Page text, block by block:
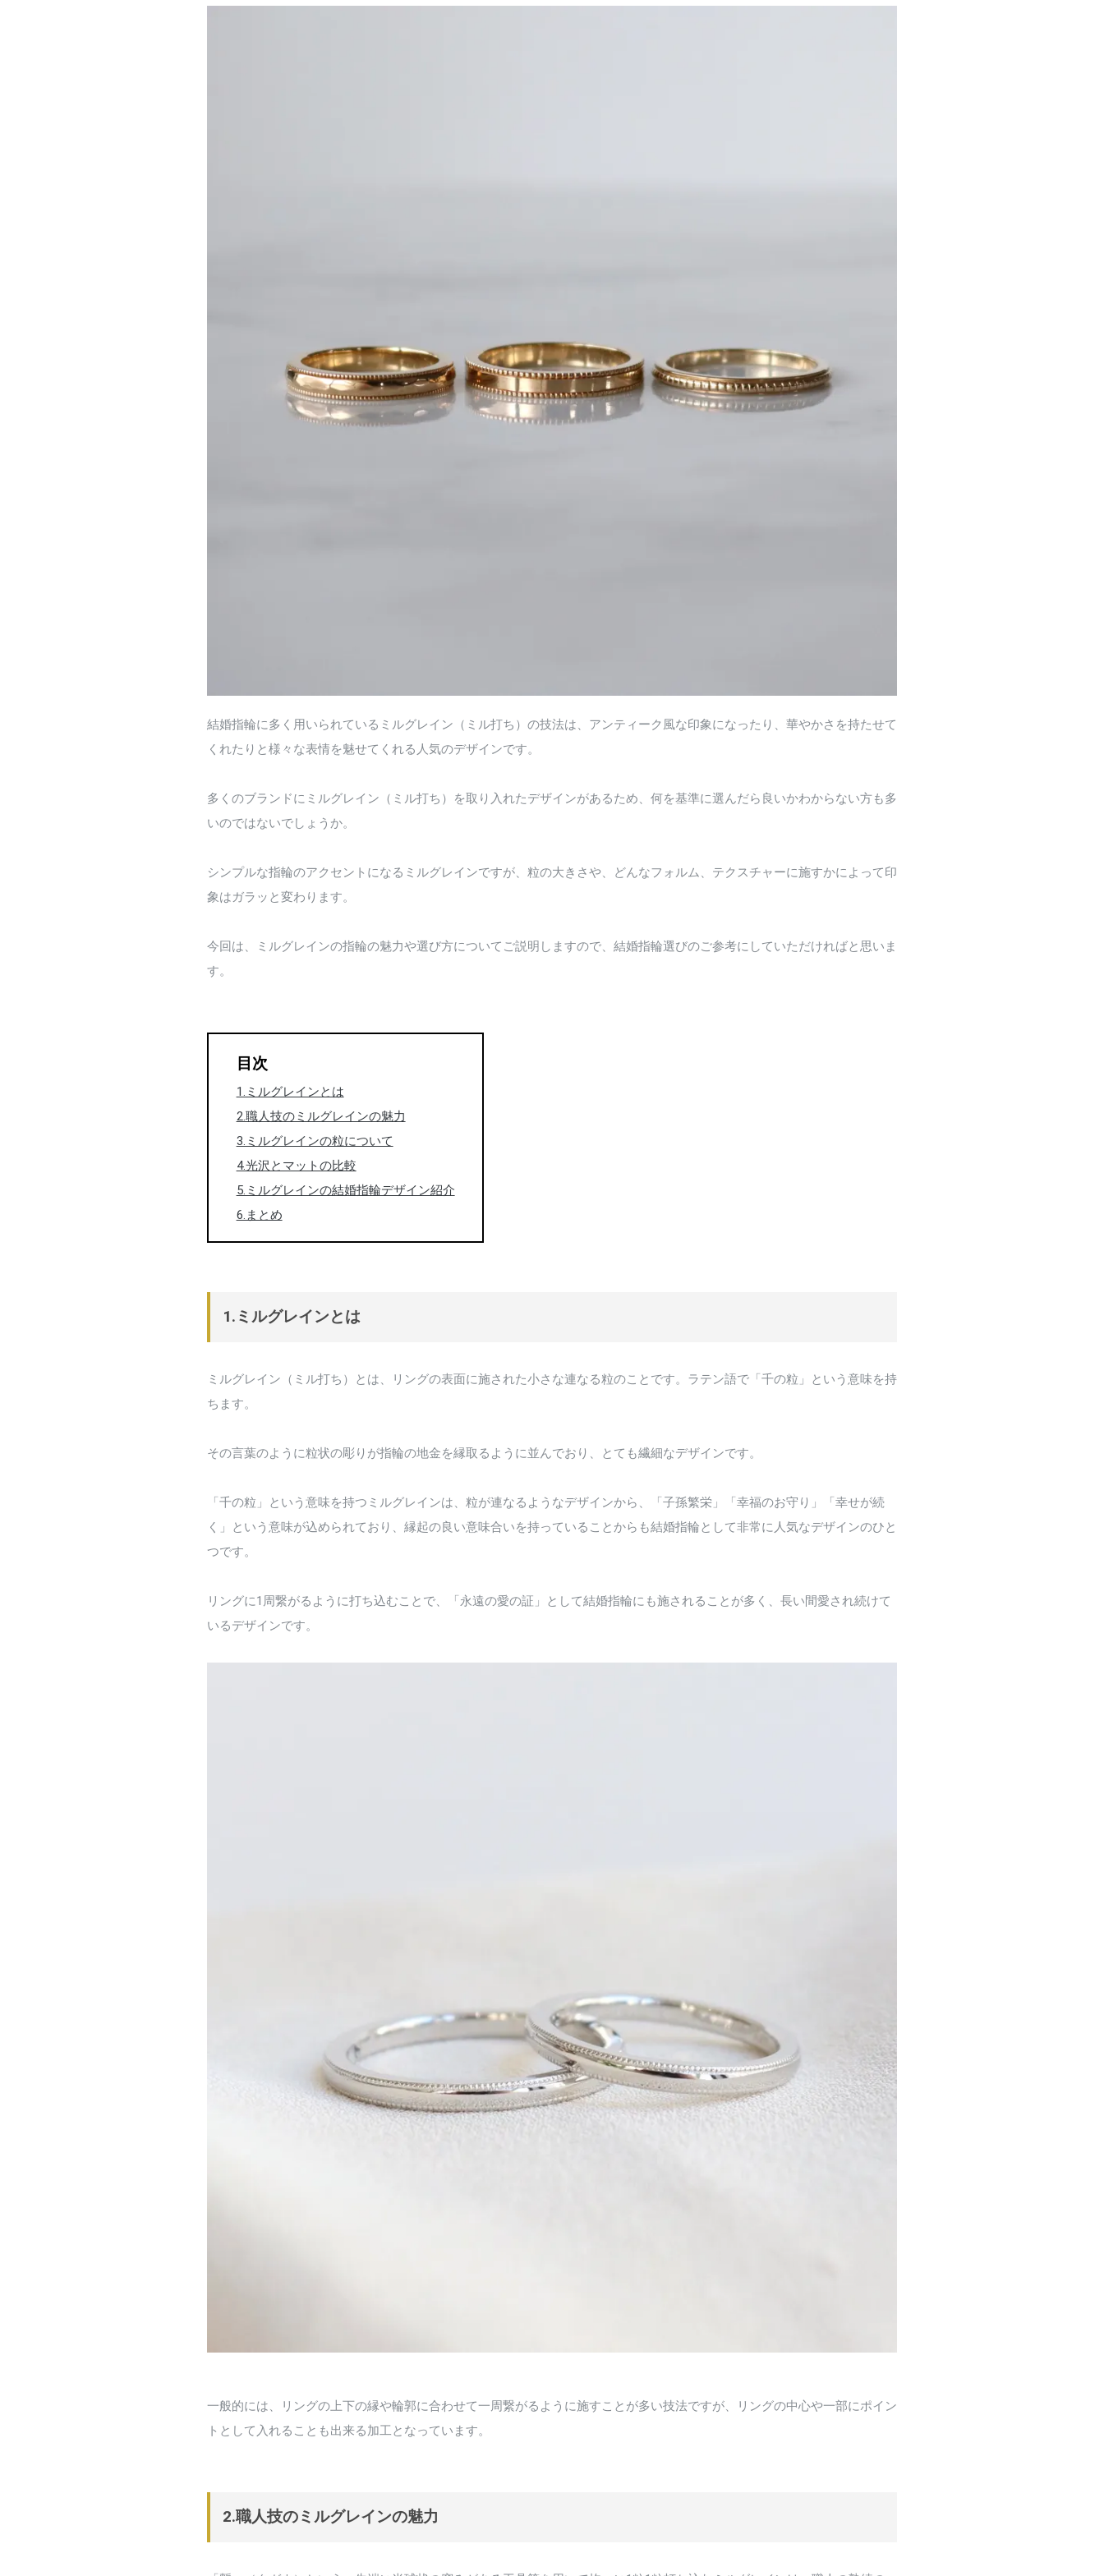
結婚指輪に多く用いられているミルグレイン（ミル打ち）の技法は、アンティーク風な印象になったり、華やかさを持たせて
くれたりと様々な表情を魅せてくれる人気のデザインです。
多くのブランドにミルグレイン（ミル打ち）を取り入れたデザインがあるため、何を基準に選んだら良いかわからない方も多
いのではないでしょうか。
シンプルな指輪のアクセントになるミルグレインですが、粒の大きさや、どんなフォルム、テクスチャーに施すかによって印
象はガラッと変わります。
今回は、ミルグレインの指輪の魅力や選び方についてご説明しますので、結婚指輪選びのご参考にしていただければと思いま
す。
目次
1.ミルグレインとは
2.職人技のミルグレインの魅力
3.ミルグレインの粒について
4.光沢とマットの比較
5.ミルグレインの結婚指輪デザイン紹介
6.まとめ
1.ミルグレインとは
ミルグレイン（ミル打ち）とは、リングの表面に施された小さな連なる粒のことです。ラテン語で「千の粒」という意味を持
ちます。
その言葉のように粒状の彫りが指輪の地金を縁取るように並んでおり、とても繊細なデザインです。
「千の粒」という意味を持つミルグレインは、粒が連なるようなデザインから、「子孫繁栄」「幸福のお守り」「幸せが続
く」という意味が込められており、縁起の良い意味合いを持っていることからも結婚指輪として非常に人気なデザインのひと
つです。
リングに1周繋がるように打ち込むことで、「永遠の愛の証」として結婚指輪にも施されることが多く、長い間愛され続けて
いるデザインです。
一般的には、リングの上下の縁や輪郭に合わせて一周繋がるように施すことが多い技法ですが、リングの中心や一部にポイン
トとして入れることも出来る加工となっています。
2.職人技のミルグレインの魅力